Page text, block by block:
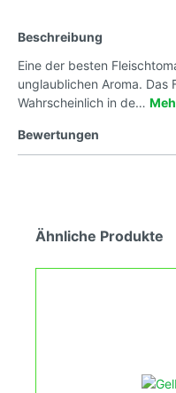
Beschreibung
Eine der besten
unglaublichen Aroma. Das
Wahrscheinlich in de…
Bewertungen
Ähnliche Produkte